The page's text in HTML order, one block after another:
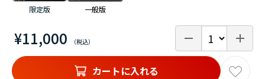
¥11,000
限定版 一般版
カートに入れる